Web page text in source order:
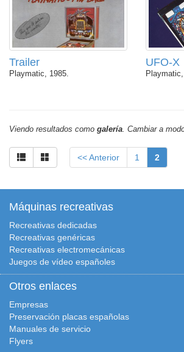
Trailer
Playmatic, 1985.
UFO-X
Viendo resultados como galería. Cambiar a
<< Anterior 1 2
Máquinas recreativas
Recreativas dedicadas
Recreativas genéricas
Recreativas electromecánicas
Juegos de vídeo españoles
Otros enlaces
Empresas
Preservación placas españolas
Manuales de servicio
Flyers